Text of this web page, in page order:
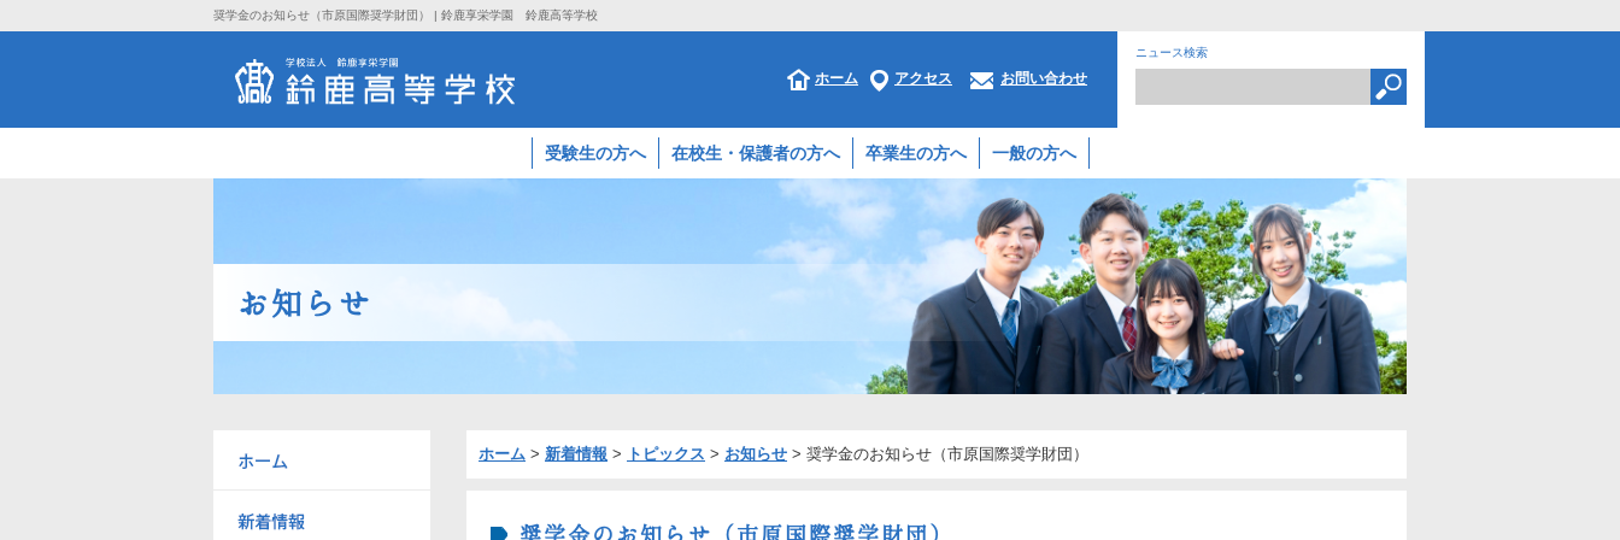
奨学金のお知らせ（市原国際奨学財団） | 鈴鹿享栄学園 鈴鹿高等学校
お問い合わせ
アクセス
ホーム
ニュース検索
受験生の方へ 在校生・保護者の方へ 卒業生の方へ 一般の方へ
お知らせ
ホーム > 新着情報 > トピックス > お知らせ > 奨学金のお知らせ（市原国際奨学財団）
奨学金のお知らせ（市原国際奨学財団）